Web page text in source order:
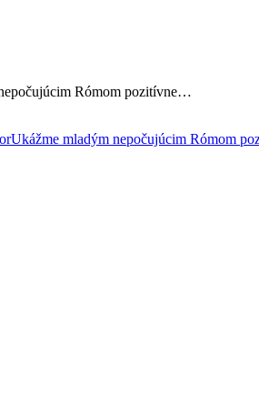
Rómom pozitívne…
Ukážme mladým nepočujúcim Rómom